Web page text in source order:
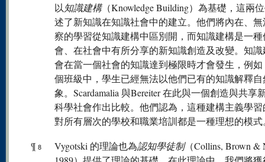
以知識建構（Knowledge Building）為基礎，這兩
述了新知識在知識社會中的建立。他們將內在、
察的學習從知識建構中區別開，而知識建構是一
會、在社會中有所分享的新知識創造及改變。知
會在當一個社會的知識達到極限時才會發生，例
個班級中，學生已經無法以他們已有的知識解釋自
象。Scardamalia 與Bereiter 在此與一個創造與共享
科學社會作出比較。他們認為，這種建構主義學
對所有層次的學校和職業培訓都是一種理想的模式
¶ 8 Vygotski 的理論也為認知學徒制（Collins, Brown &